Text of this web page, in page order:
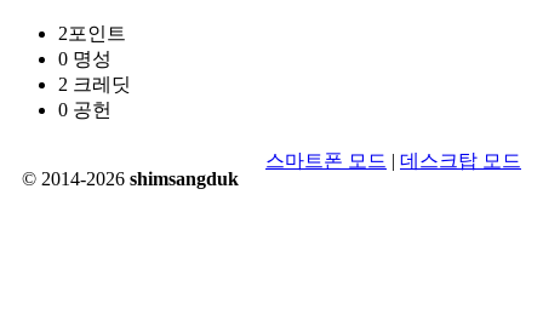
2포인트
0 명성
2 크레딧
0 공헌
© 2014-2026 shimsangduk
스마트폰 모드 | 데스크탑 모드